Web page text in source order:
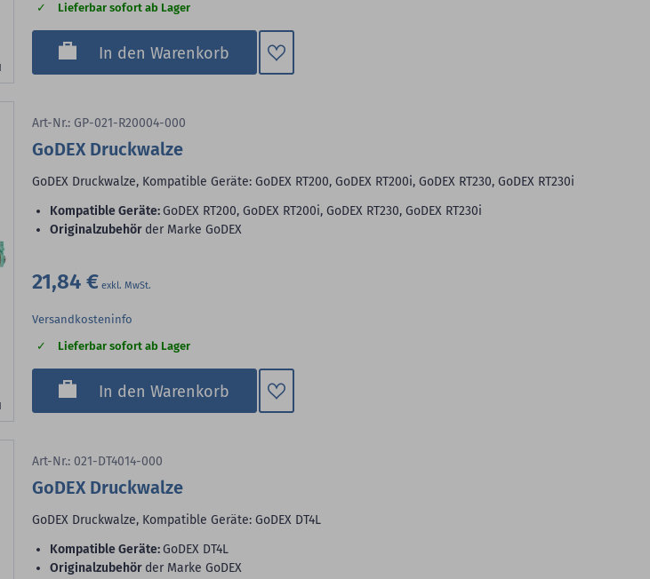
Lieferbar sofort ab Lager
In den Warenkorb
Zum
Art-Nr.: GP-021-R20004-000
GoDEX Druckwalze
GoDEX Druckwalze, Kompatible Geräte: GoDEX RT200, GoDEX RT200i, GoDEX RT230, GoDEX RT230i
Kompatible Geräte:GoDEX RT200, GoDEX RT200i, GoDEX RT230, GoDEX RT230i
Originalzubehör der Marke GoDEX
21,84 €
Versandkosteninfo
Lieferbar sofort ab Lager
In den Warenkorb
Zum
Art-Nr.: 021-DT4014-000
GoDEX Druckwalze
GoDEX Druckwalze, Kompatible Geräte: GoDEX DT4L
Kompatible Geräte:GoDEX DT4L
Originalzubehör der Marke GoDEX